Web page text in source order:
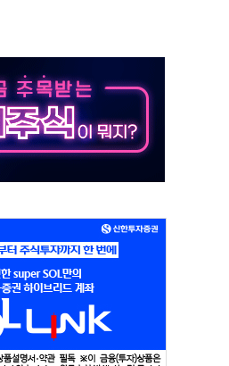
지시
법률지원 확대